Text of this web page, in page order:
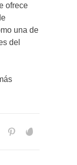
ofrece
una de
del